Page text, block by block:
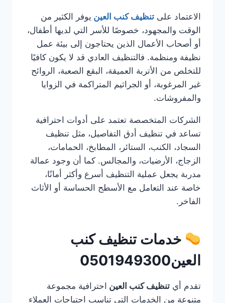
الاعتماد على تنظيف كنب العين يوفر الكثير من
الوقت والمجهود، خصوصًا للأسر التي لديها أطفال،
أو أصحاب الأعمال الذين يحتاجون إلى بيئة عمل
نظيفة ومنظمة. فالتنظيف العادي قد لا يكون كافيًا
للتخلص من الأتربة العميقة، البقع الصعبة، الروائح
غير المرغوبة، أو الجراثيم المتراكمة في الزوايا
والمفروشات.
الشركات المتخصصة تعتمد على أدوات احترافية
تساعد في تنظيف أدق التفاصيل، مثل تنظيف
السجاد، الكنب، الستائر، المطابخ، الحمامات،
الزجاج، الأرضيات، والمجالس. كما أن وجود عمالة
مدربة يجعل عملية التنظيف أسرع وأكثر أمانًا،
خاصة عند التعامل مع الأسطح الحساسة أو الأثاث
الفاخر.
خدمات تنظيف كنب
العين0501949300
تقدم أي تنظيف كنب العين احترافية مجموعة
متنوعة من الخدمات التي تناسب احتياجات العملاء